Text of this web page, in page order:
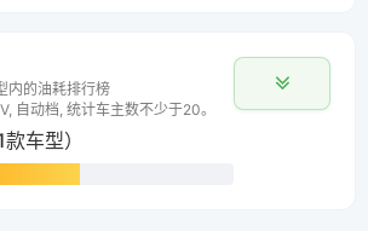
内的油耗排行榜
自动档, 统计车主数不少于20。
车型）